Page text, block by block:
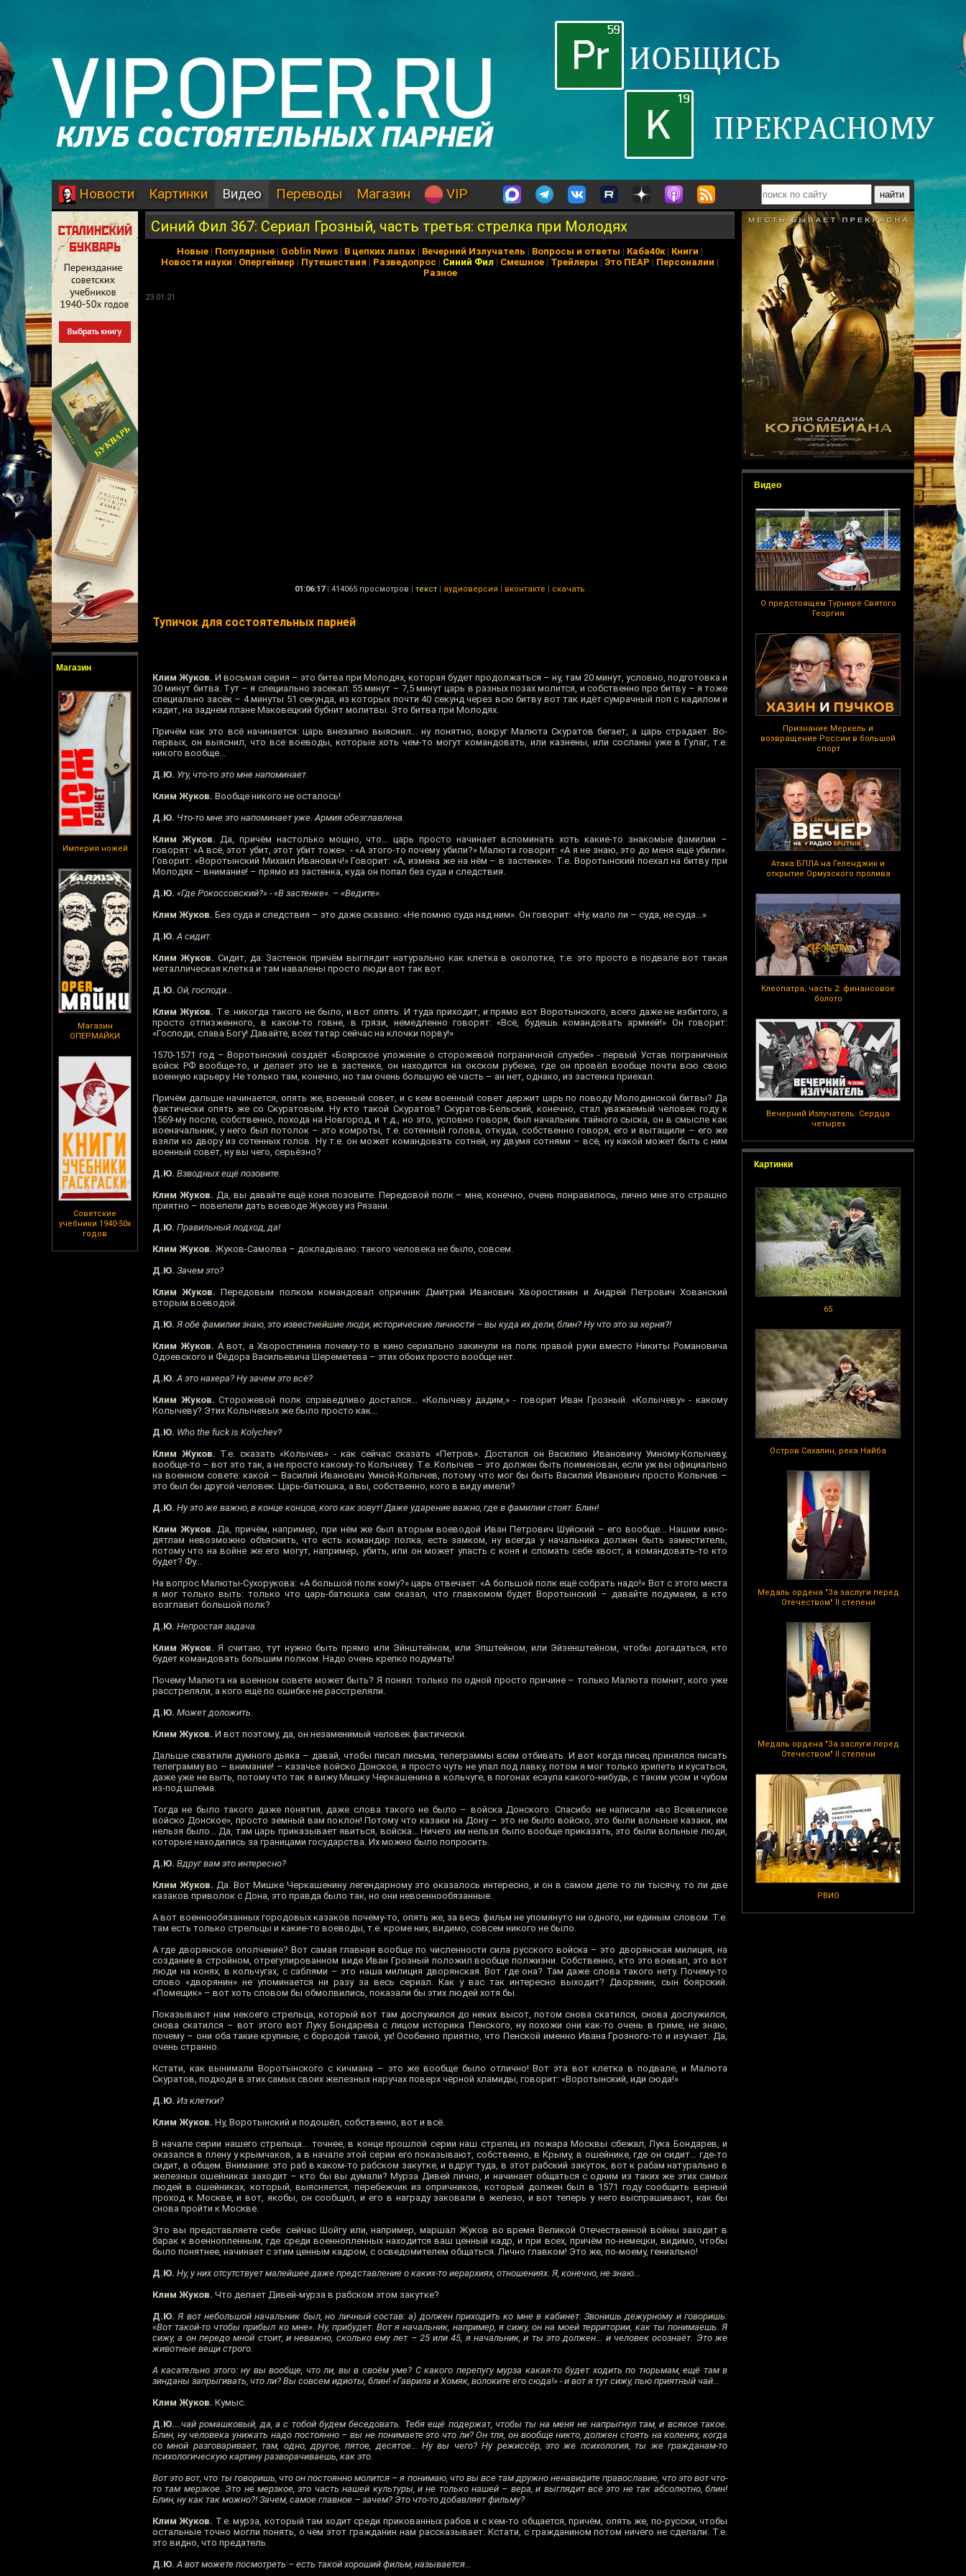
Новости Картинки Видео Переводы Магазин VIP
Магазин
Империя ножей
Магазин
ОПЕРМАЙКИ
Советские
учебники 1940-50х
годов
Видео
О предстоящем Турнире Святого
Георгия
Признание Меркель и
возвращение России в большой
спорт
Атака БПЛА на Геленджик и
открытие Ормузского пролива
Клеопатра, часть 2: финансовое
болото
Вечерний Излучатель: Сердца
четырех
Картинки
65
Остров Сахалин, река Найба
Медаль ордена "За заслуги перед
Отечеством" II степени
Медаль ордена "За заслуги перед
Отечеством" II степени
РВИО
Синий Фил 367: Сериал Грозный, часть третья: стрелка при Молодях
Новые | Популярные | Goblin News | В цепких лапах | Вечерний Излучатель | Вопросы и ответы | Каба40к| Книги |
Новости науки | Опергеймер | Путешествия | Разведопрос | Синий Фил | Смешное | Трейлеры | Это ПЕАР | Персоналии |
Разное
23.01.21
01:06:17 | 414065 просмотров | текст | аудиоверсия | вконтакте | скачать
Тупичок для состоятельных парней
Клим Жуков. И восьмая серия – это битва при Молодях, которая будет продолжаться – ну, там 20 минут, условно, подготовка и
30 минут битва. Тут – я специально засекал: 55 минут – 7,5 минут царь в разных позах молится, и собственно про битву – я тоже
специально засёк – 4 минуты 51 секунда, из которых почти 40 секунд через всю битву вот так идёт сумрачный поп с кадилом и
кадит, на заднем плане Маковецкий бубнит молитвы. Это битва при Молодях.
Причём как это всё начинается: царь внезапно выяснил... ну понятно, вокруг Малюта Скуратов бегает, а царь страдает. Во-
первых, он выяснил, что все воеводы, которые хоть чем-то могут командовать, или казнены, или сосланы уже в Гулаг, т.е.
никого вообще...
Д.Ю. Угу, что-то это мне напоминает.
Клим Жуков. Вообще никого не осталось!
Д.Ю. Что-то мне это напоминает уже. Армия обезглавлена.
Клим Жуков. Да, причём настолько мощно, что... царь просто начинает вспоминать хоть какие-то знакомые фамилии –
говорят: «А всё, этот убит, этот убит тоже». - «А этого-то почему убили?» Малюта говорит: «А я не знаю, это до меня ещё убили».
Говорит: «Воротынский Михаил Иванович!» Говорит: «А, измена же на нём – в застенке». Т.е. Воротынский поехал на битву при
Молодях – внимание! – прямо из застенка, куда он попал без суда и следствия.
Д.Ю. «Где Рокоссовский?» - «В застенке». – «Ведите».
Клим Жуков. Без суда и следствия – это даже сказано: «Не помню суда над ним». Он говорит: «Ну, мало ли – суда, не суда...»
Д.Ю. А сидит.
Клим Жуков. Сидит, да. Застенок причём выглядит натурально как клетка в околотке, т.е. это просто в подвале вот такая
металлическая клетка и там навалены просто люди вот так вот.
Д.Ю. Ой, господи...
Клим Жуков. Т.е. никогда такого не было, и вот опять. И туда приходит, и прямо вот Воротынского, всего даже не избитого, а
просто отпизженного, в каком-то говне, в грязи, немедленно говорят: «Всё, будешь командовать армией!» Он говорит:
«Господи, слава Богу! Давайте, всех татар сейчас на клочки порву!»
1570-1571 год – Воротынский создаёт «Боярское уложение о сторожевой пограничной службе» - первый Устав пограничных
войск РФ вообще-то, и делает это не в застенке, он находится на окском рубеже, где он провёл вообще почти всю свою
военную карьеру. Не только там, конечно, но там очень большую её часть – ан нет, однако, из застенка приехал.
Причём дальше начинается, опять же, военный совет, и с кем военный совет держит царь по поводу Молодинской битвы? Да
фактически опять же со Скуратовым. Ну кто такой Скуратов? Скуратов-Бельский, конечно, стал уважаемый человек году к
1569-му после, собственно, похода на Новгород, и т.д., но это, условно говоря, был начальник тайного сыска, он в смысле как
военачальник, у него был потолок – это комроты, т.е. сотенный голова, откуда, собственно говоря, его и вытащили – его же
взяли ко двору из сотенных голов. Ну т.е. он может командовать сотней, ну двумя сотнями – всё, ну какой может быть с ним
военный совет, ну вы чего, серьёзно?
Д.Ю. Взводных ещё позовите.
Клим Жуков. Да, вы давайте ещё коня позовите. Передовой полк – мне, конечно, очень понравилось, лично мне это страшно
приятно – повелели дать воеводе Жукову из Рязани.
Д.Ю. Правильный подход, да!
Клим Жуков. Жуков-Самолва – докладываю: такого человека не было, совсем.
Д.Ю. Зачем это?
Клим Жуков. Передовым полком командовал опричник Дмитрий Иванович Хворостинин и Андрей Петрович Хованский
вторым воеводой.
Д.Ю. Я обе фамилии знаю, это известнейшие люди, исторические личности – вы куда их дели, блин? Ну что это за херня?!
Клим Жуков. А вот, а Хворостинина почему-то в кино сериально закинули на полк правой руки вместо Никиты Романовича
Одоевского и Фёдора Васильевича Шереметева – этих обоих просто вообще нет.
Д.Ю. А это нахера? Ну зачем это всё?
Клим Жуков. Сторожевой полк справедливо достался... «Колычеву дадим,» - говорит Иван Грозный. «Колычеву» - какому
Колычеву? Этих Колычевых же было просто как...
Д.Ю. Who the fuck is Kolychev?
Клим Жуков. Т.е. сказать «Колычев» - как сейчас сказать «Петров». Достался он Василию Ивановичу Умному-Колычеву,
вообще-то – вот это так, а не просто какому-то Колычеву. Т.е. Колычев – это должен быть поименован, если уж вы официально
на военном совете: какой – Василий Иванович Умной-Колычев, потому что мог бы быть Василий Иванович просто Колычев –
это был бы другой человек. Царь-батюшка, а вы, собственно, кого в виду имели?
Д.Ю. Ну это же важно, в конце концов, кого как зовут! Даже ударение важно, где в фамилии стоят. Блин!
Клим Жуков. Да, причём, например, при нём же был вторым воеводой Иван Петрович Шуйский – его вообще... Нашим кино-
дятлам невозможно объяснить, что есть командир полка, есть замком, ну всегда у начальника должен быть заместитель,
потому что на войне же его могут, например, убить, или он может упасть с коня и сломать себе хвост, а командовать-то кто
будет? Фу...
На вопрос Малюты-Сухорукова: «А большой полк кому?» царь отвечает: «А большой полк ещё собрать надо!» Вот с этого места
я мог только выть: только что царь-батюшка сам сказал, что главкомом будет Воротынский – давайте подумаем, а кто
возглавит большой полк?
Д.Ю. Непростая задача.
Клим Жуков. Я считаю, тут нужно быть прямо или Эйнштейном, или Эпштейном, или Эйзенштейном, чтобы догадаться, кто
будет командовать большим полком. Надо очень крепко подумать!
Почему Малюта на военном совете может быть? Я понял: только по одной просто причине – только Малюта помнит, кого уже
расстреляли, а кого ещё по ошибке не расстреляли.
Д.Ю. Может доложить.
Клим Жуков. И вот поэтому, да, он незаменимый человек фактически.
Дальше схватили думного дьяка – давай, чтобы писал письма, телеграммы всем отбивать. И вот когда писец принялся писать
телеграмму во – внимание! – казачье войско Донское, я просто чуть не упал под лавку, потом я мог только хрипеть и кусаться,
даже уже не выть, потому что так я вижу Мишку Черкашенина в кольчуге, в погонах есаула какого-нибудь, с таким усом и чубом
из-под шлема.
Тогда не было такого даже понятия, даже слова такого не было – войска Донского. Спасибо не написали «во Всевеликое
войско Донское», просто земный вам поклон! Потому что казаки на Дону – это не было войско, это были вольные казаки, им
нельзя было... Да, там царь приказывает явиться, войска... Ничего им нельзя было вообще приказать, это были вольные люди,
которые находились за границами государства. Их можно было попросить.
Д.Ю. Вдруг вам это интересно?
Клим Жуков. Да. Вот Мишке Черкашенину легендарному это оказалось интересно, и он в самом деле то ли тысячу, то ли две
казаков приволок с Дона, это правда было так, но они невоеннообязанные.
А вот военнообязанных городовых казаков почему-то, опять же, за весь фильм не упомянуто ни одного, ни единым словом. Т.е.
там есть только стрельцы и какие-то воеводы, т.е. кроме них, видимо, совсем никого не было.
А где дворянское ополчение? Вот самая главная вообще по численности сила русского войска – это дворянская милиция, на
создание в стройном, отрегулированном виде Иван Грозный положил вообще полжизни. Собственно, кто это воевал, это вот
люди на конях, в кольчугах, с саблями – это наша милиция дворянская. Вот где она? Там даже слова такого нету. Почему-то
слово «дворянин» не упоминается ни разу за весь сериал. Как у вас так интересно выходит? Дворянин, сын боярский.
«Помещик» – вот хоть словом бы обмолвились, показали бы этих людей хотя бы.
Показывают нам некоего стрельца, который вот там дослужился до неких высот, потом снова скатился, снова дослужился,
снова скатился – вот этого вот Луку Бондарева с лицом историка Пенского, ну похожи они как-то очень в гриме, не знаю,
почему – они оба такие крупные, с бородой такой, ух! Особенно приятно, что Пенской именно Ивана Грозного-то и изучает. Да,
очень странно.
Кстати, как вынимали Воротынского с кичмана – это же вообще было отлично! Вот эта вот клетка в подвале, и Малюта
Скуратов, подходя в этих самых своих железных наручах поверх чёрной хламиды, говорит: «Воротынский, иди сюда!»
Д.Ю. Из клетки?
Клим Жуков. Ну, Воротынский и подошёл, собственно, вот и всё.
В начале серии нашего стрельца... точнее, в конце прошлой серии наш стрелец из пожара Москвы сбежал, Лука Бондарев, и
оказался в плену у крымчаков, а в начале этой серии его показывают, собственно, в Крыму, в ошейнике, где он сидит... где-то
сидит, в общем. Внимание: это раб в каком-то рабском закутке, и вдруг туда, в этот рабский закуток, вот к рабам натурально в
железных ошейниках заходит – кто бы вы думали? Мурза Дивей лично, и начинает общаться с одним из таких же этих самых
людей в ошейниках, который, выясняется, перебежчик из опричников, который должен был в 1571 году сообщить верный
проход к Москве, и вот, якобы, он сообщил, и его в награду заковали в железо, и вот теперь у него выспрашивают, как бы
снова пройти к Москве.
Это вы представляете себе: сейчас Шойгу или, например, маршал Жуков во время Великой Отечественной войны заходит в
барак к военнопленным, где среди военнопленных находится ваш ценный кадр, и при всех, причём по-немецки, видимо, чтобы
было понятнее, начинает с этим ценным кадром, с осведомителем общаться. Лично главком! Это же, по-моему, гениально!
Д.Ю. Ну, у них отсутствует малейшее даже представление о каких-то иерархиях, отношениях. Я, конечно, не знаю...
Клим Жуков. Что делает Дивей-мурза в рабском этом закутке?
Д.Ю. Я вот небольшой начальник был, но личный состав: а) должен приходить ко мне в кабинет. Звонишь дежурному и говоришь:
«Вот такой-то чтобы прибыл ко мне». Ну, прибудет. Вот я начальник, например, я сижу, он на моей территории, как ты понимаешь. Я
сижу, а он передо мной стоит, и неважно, сколько ему лет – 25 или 45, я начальник, и ты это должен... и человек осознаёт. Это же
животные вещи строго.
А касательно этого: ну вы вообще, что ли, вы в своём уме? С какого перепугу мурза какая-то будет ходить по тюрьмам, ещё там в
зинданы запрыгивать, что ли? Вы совсем идиоты, блин! «Гаврила и Хомяк, волоките его сюда!» - и вот я тут сижу, пью приятный чай...
Клим Жуков. Кумыс.
Д.Ю....чай ромашковый, да, а с тобой будем беседовать. Тебя ещё подержат, чтобы ты на меня не напрыгнул там, и всякое такое.
Блин, ну человека унижать надо постоянно – вы не понимаете это что ли? Он тля, он вообще никто, должен стоять на коленях, когда
со мной разговаривает, там, одно, другое, пятое, десятое... Ну вы чего? Ну режиссёр, это же психология, ты же гражданам-то
психологическую картину разворачиваешь, как это.
Вот это вот, что ты говоришь, что он постоянно молится – я понимаю, что вы все там дружно ненавидите православие, что это вот что-
то там мерзкое. Это не мерзкое, это часть нашей культуры, и не только нашей – вера, и выглядит всё это не так абсолютно, блин!
Блин, ну как так можно?! Зачем, самое главное – зачем? Это что-то добавляет фильму?
Клим Жуков. Т.е. мурза, который там ходит среди прикованных рабов и с кем-то общается, причём, опять же, по-русски, чтобы
остальные точно могли понять, о чём этот гражданин нам рассказывает. Кстати, с гражданином потом ничего не сделали. Т.е.
это видно, что предатель.
Д.Ю. А вот можете посмотреть – есть такой хороший фильм, называется...